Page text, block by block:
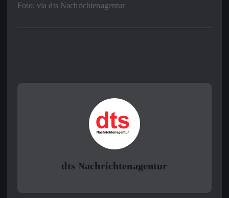
Foto: via dts Nachrichtenagentur
dts Nachrichtenagentur